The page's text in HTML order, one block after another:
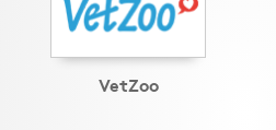
VetZoo